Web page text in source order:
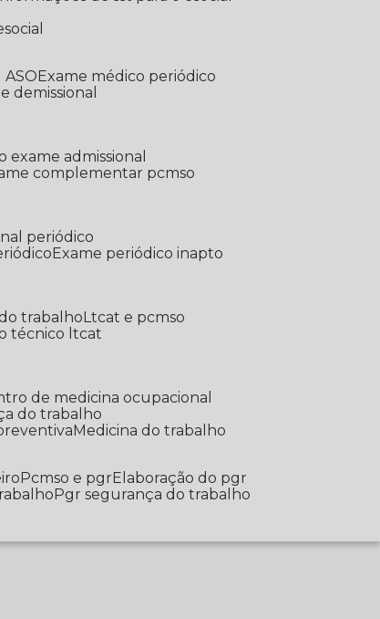
ASO
Exame médico periódico
demissional
exame admissional
complementar pcmso
periódico
Exame periódico inapto
trabalho Ltcat e pcmso
técnico ltcat
de medicina ocupacional
do trabalho
Medicina do trabalho
Pcmso e pgr
Elaboração do pgr
Pgr segurança do trabalho